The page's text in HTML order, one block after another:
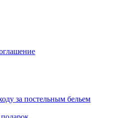
за постельным бельем